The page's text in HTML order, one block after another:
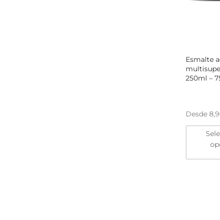
Esmalte
250ml –
Desde